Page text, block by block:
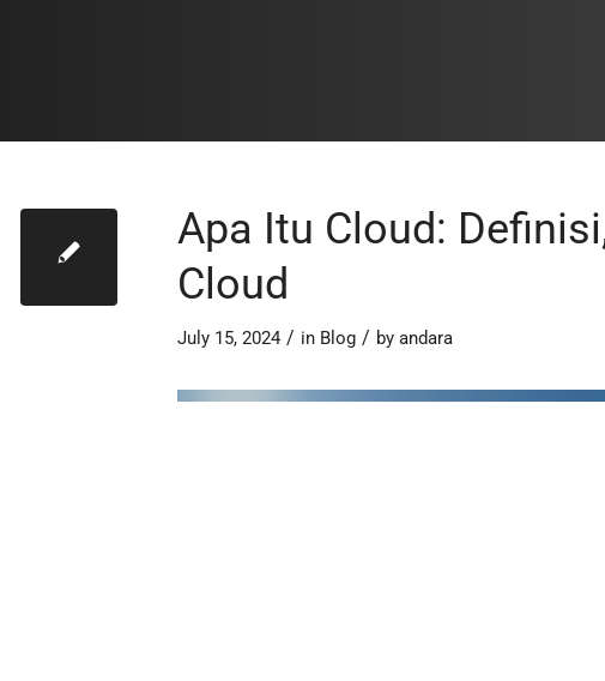
Apa Itu Cloud:
Cloud
July 15, 2024 / in Blog / by andara